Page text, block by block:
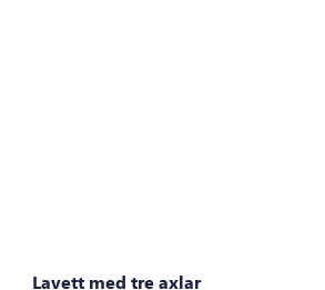
Lavett med tre axlar